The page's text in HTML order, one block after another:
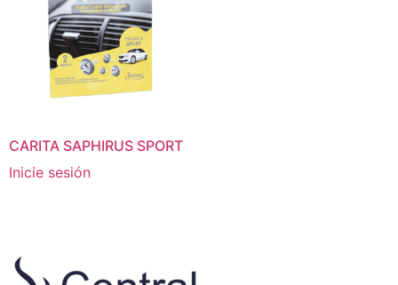
CARITA SAPHIRUS SPORT
Inicie sesión